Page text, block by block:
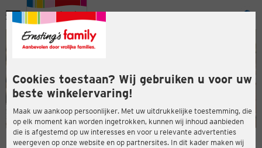
Cookies toestaan? Wij gebruiken u voor uw
beste winkelervaring!
Maak uw aankoop persoonlijker. Met uw uitdrukkelijke toestemming, die
op elk moment kan worden ingetrokken, kunnen wij inhoud aanbieden
die is afgestemd op uw interesses en voor u relevante advertenties
weergeven op onze website en op partnersites. In dit kader maken wij
Menu